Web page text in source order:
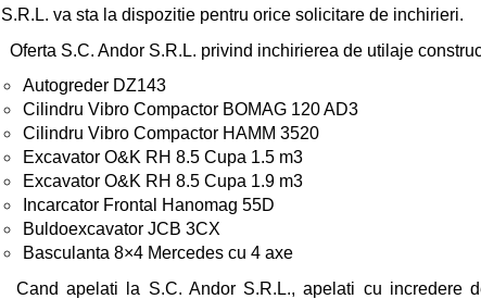
S.R.L. va sta la dispozitie pentru orice solicitare de inchirieri.
Oferta S.C. Andor S.R.L. privind inchirierea de utilaje
Autogreder DZ143
Cilindru Vibro Compactor BOMAG 120 AD3
Cilindru Vibro Compactor HAMM 3520
Excavator O&K RH 8.5 Cupa 1.5 m3
Excavator O&K RH 8.5 Cupa 1.9 m3
Incarcator Frontal Hanomag 55D
Buldoexcavator JCB 3CX
Basculanta 8×4 Mercedes cu 4 axe
Cand apelati la S.C. Andor S.R.L., apelati cu incredere